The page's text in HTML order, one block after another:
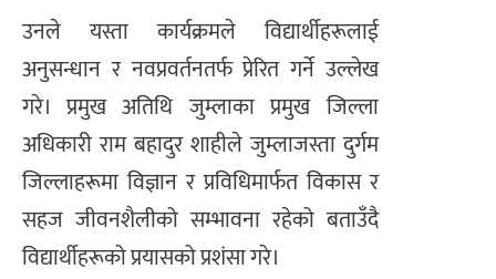
उनले यस्ता कार्यक्रमले विद्यार्थीहरूलाई
अनुसन्धान र नवप्रवर्तनतर्फ प्रेरित गर्ने उल्लेख
गरे। प्रमुख अतिथि जुम्लाका प्रमुख जिल्ला
अधिकारी राम बहादुर शाहीले जुम्लाजस्ता दुर्गम
जिल्लाहरूमा विज्ञान र प्रविधिमार्फत विकास र
सहज जीवनशैलीको सम्भावना रहेको बताउँदै
विद्यार्थीहरूको प्रयासको प्रशंसा गरे।